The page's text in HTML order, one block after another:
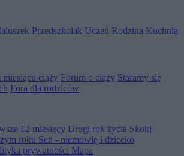
Przedszkolak Uczeń Rodzina Kuchnia
ciąży Forum o ciąży Staramy się
Fora dla rodziców
12 miesięcy Drugi rok życia Skoki
roku Sen - niemowlę i dziecko
prywatności Mapa